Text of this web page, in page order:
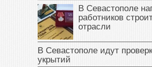
В Севастополе
работников
отрасли
В Севастополе идут
укрытий